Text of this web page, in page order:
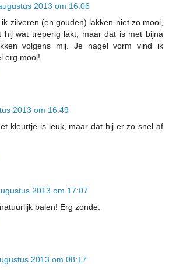
2013 om 16:06
zilveren (en gouden) lakken niet zo mooi,
hij wat treperig lakt, maar dat is met bijna
volgens mij. Je nagel vorm vind ik
erg mooi!
2013 om 16:49
kleurtje is leuk, maar dat hij er zo snel af
2013 om 17:07
balen! Erg zonde.
2013 om 08:17